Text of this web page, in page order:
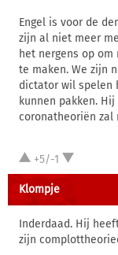
Engel is voor de
zijn al niet meer
het nergens op om
te maken. We zijn
dictator wil spelen
kunnen pakken.
coronatheoriën zal
+5/-1
Klompje
Inderdaad. Hij
zijn